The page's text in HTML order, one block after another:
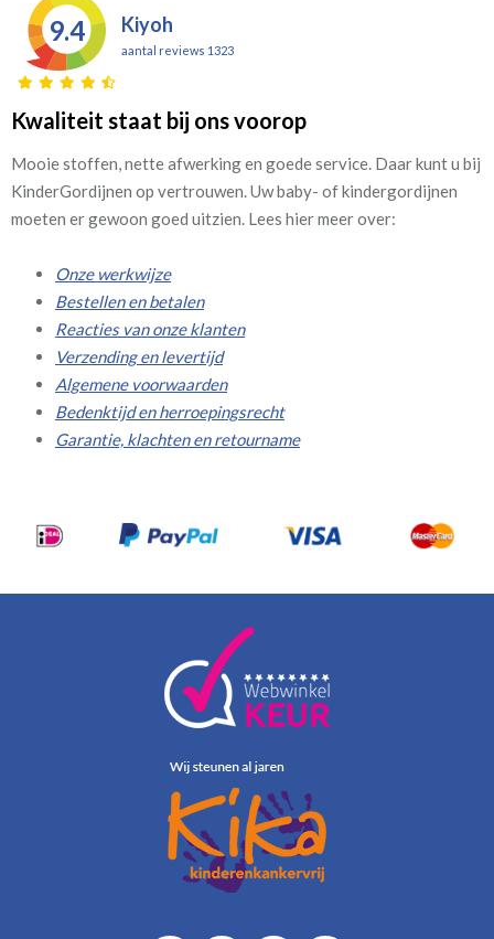
9.4 Kiyoh
aantal reviews 1323
Kwaliteit staat bij ons voorop
Mooie stoffen, nette afwerking en goede service. Daar kunt u bij
KinderGordijnen op vertrouwen. Uw baby- of kindergordijnen
moeten er gewoon goed uitzien. Lees hier meer over:
Onze werkwijze
Bestellen en betalen
Reacties van onze klanten
Verzending en levertijd
Algemene voorwaarden
Bedenktijd en herroepingsrecht
Garantie, klachten en retourname